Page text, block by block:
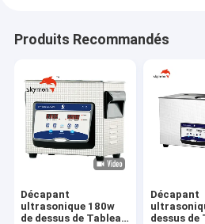
Produits Recommandés
Décapant
ultrasonique 180w
de dessus de Tableau
Décapant
dessus de